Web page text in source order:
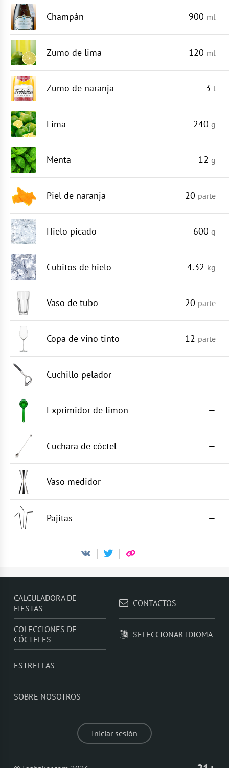
Champán 900 ml
Zumo de lima 120 ml
Zumo de naranja 3 l
Lima 240 g
Menta 12 g
Piel de naranja 20 parte
Hielo picado 600 g
Cubitos de hielo 4.32 kg
Vaso de tubo 20 parte
Copa de vino tinto 12 parte
Cuchillo pelador —
Exprimidor de limon —
Cuchara de cóctel —
Vaso medidor —
Pajitas —
CALCULADORA DE
FIESTAS
COLECCIONES DE
CÓCTELES
ESTRELLAS
SOBRE NOSOTROS
CONTACTOS
SELECCIONAR IDIOMA
Iniciar sesión